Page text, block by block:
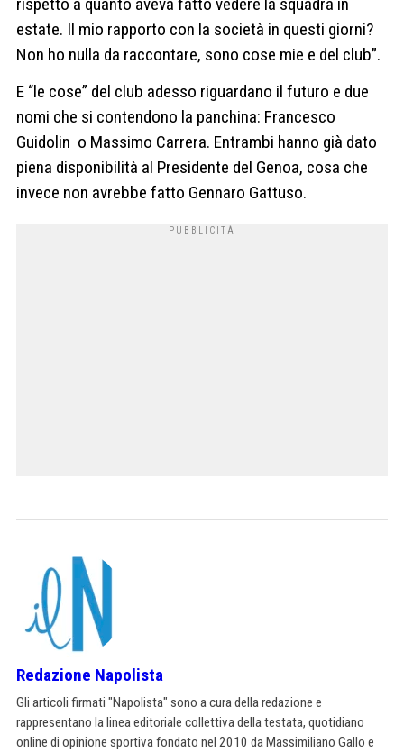
estate. Il mio rapporto con la società in questi giorni?
Non ho nulla da raccontare, sono cose mie e del club”.
E “le cose” del club adesso riguardano il futuro e due
nomi che si contendono la panchina: Francesco
Guidolin o Massimo Carrera. Entrambi hanno già dato
piena disponibilità al Presidente del Genoa, cosa che
invece non avrebbe fatto Gennaro Gattuso.
Redazione Napolista
Gli articoli firmati "Napolista" sono a cura della redazione e
rappresentano la linea editoriale collettiva della testata, quotidiano
online di opinione sportiva fondato nel 2010 da Massimiliano Gallo e